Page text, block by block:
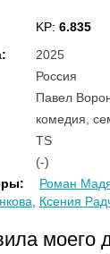
KP: 6.835
:
2025
Россия
Павел
комедия,
TS
(-)
:
Роман
Ксения
моего